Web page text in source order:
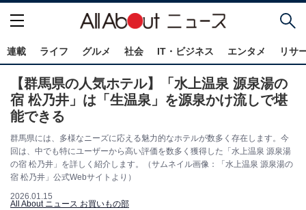
連載 ライフ グルメ 社会 IT・ビジネス エンタメ リサ
【群馬県の人気ホテル】「水上温泉 源泉湯の
宿 松乃井」は「生温泉」を源泉かけ流しで堪
能できる
群馬県には、多様なニーズに応える魅力的なホテルが数多く存在します。今
回は、中でも特にユーザーから高い評価を数多く獲得した「水上温泉 源泉湯
の宿 松乃井」を詳しく紹介します。（サムネイル画像：「水上温泉 源泉湯の
宿 松乃井」公式Webサイトより）
2026.01.15
All About ニュース お買いもの部